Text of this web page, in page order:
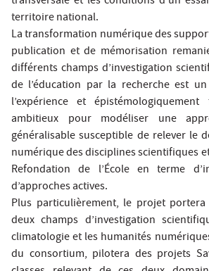
territoire national.
La transformation numérique des
publication et de mémorisation
différents champs d’investigation
de l’éducation par la recherche est
l’expérience et
ambitieux pour modéliser une
généralisable susceptible de relever le
numérique des disciplines scientifiques
Refondation de l’École en terme
d’approches actives.
Plus particulièrement, le projet
deux champs d’investigation
climatologie et les humanités
du consortium, pilotera des projets